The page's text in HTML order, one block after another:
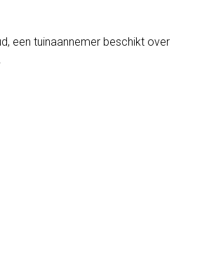
een tuinaannemer beschikt over